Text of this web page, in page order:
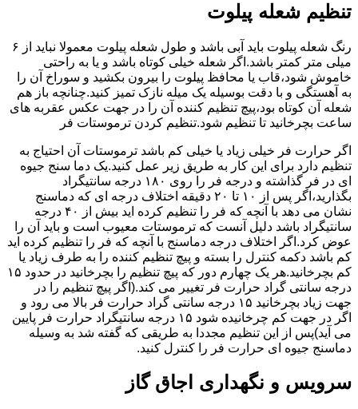
تنظیم شعله پیلوت
رنگ شعله پیلوت باید آبی باشد و طول شعله پیلوت معمولا نباید از ۶
میلی متر کمتر باشد.اگر شعله خیلی کوتاه باشد و یا به راحتی
خاموش شود،قاب یا محافظ پیلوت را بیرون بکشید و سوراخ آن را
به آهستگی و با دقت بوسیله یک میله نازک تمیز کنید.چنانچه باز هم
شعله آن کوتاه بود،پیچ تنظیم کننده آن را در جهت عکس عقربه های
ساعت بچرخانید تا تنظیم شود.تنظیم کردن ترموستات فر
اگر حرارت فر خیلی زیاد یا خیلی کم باشد ترموستات آن احتیاج به
تنظیم دارد برای این کار به طریق زیر عمل کنید.یک دما سنج جیوه
ای در فر گذاشته و درجه فر را روی ۱۸۰ درجه سانتیگراد
بگذارید،اگر پس از ۱۰ تا ۲۰ دقیقه اختلاف درجه ای که دماسنج
نشان می دهد با آنچه که فر را تنظیم کرده اید بیش از ۴۰ درجه
سانتیگراد باشد دلیل آنست که ترموستات معیوب است و باید آن را
عوض کرد.اگر اختلاف درجه دماسنج با آنچه که فر را تنظیم کرده اید
کم باشد دکمه کنترل را بسته و پیچ تنظیم کننده را به طرف زیاد یا
کم بچرخانید.هر یک چهارم دور که پیچ تنظیم را بچرخانید در حدود ۱۵
درجه سانتی گراد حرارت فر تغییر می کند.(اگر پیچ تنظیم را در
جهت زیاد بچرخانید ۱۵ درجه سانتی گراد حرارت فر بالا می رود و
اگر در جهت کم چرخانیده شود ۱۵ درجه سانتیگراد حرارت فر پایین
می آید)پس از این تنظیم مجددا به طریقی که گفته شد به وسیله
دماسنج جیوه ای حرارت فر را کنترل کنید.
سرویس و نگهداری اجاق گاز